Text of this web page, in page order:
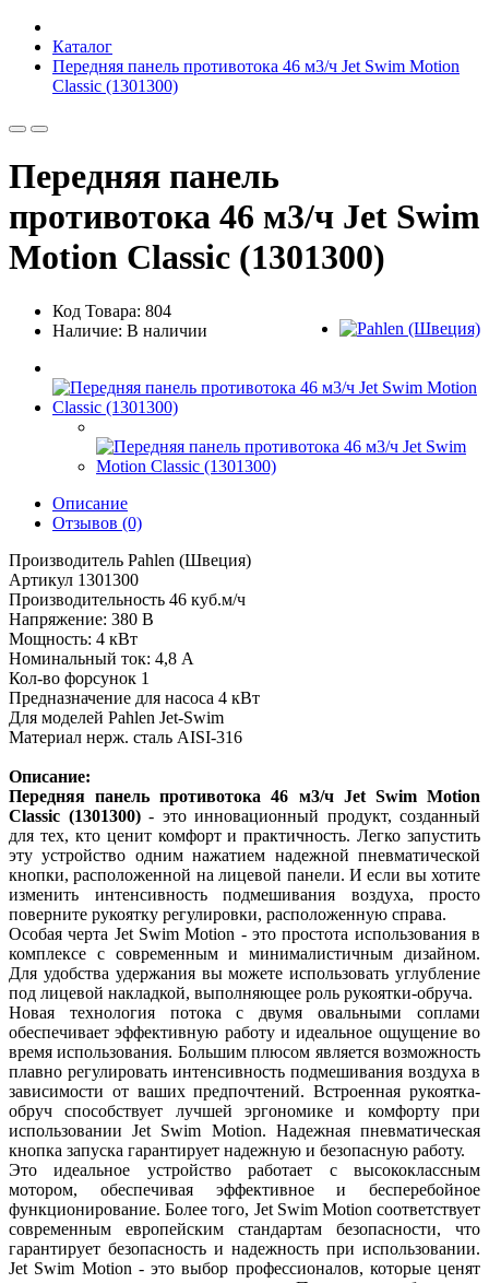
Каталог
Передняя панель противотока 46 м3/ч Jet Swim Motion
Classic (1301300)
Передняя панель
противотока 46 м3/ч Jet Swim
Motion Classic (1301300)
Код Товара: 804
Наличие: В наличии
Описание
Отзывов (0)
Производитель Pahlen (Швеция)
Артикул 1301300
Производительность 46 куб.м/ч
Напряжение: 380 В
Мощность: 4 кВт
Номинальный ток: 4,8 А
Кол-во форсунок 1
Предназначение для насоса 4 кВт
Для моделей Pahlen Jet-Swim
Материал нерж. сталь AISI-316
Описание:
Передняя панель противотока 46 м3/ч Jet Swim Motion
Classic (1301300)- это инновационный продукт, созданный
для тех, кто ценит комфорт и практичность. Легко запустить
эту устройство одним нажатием надежной пневматической
кнопки, расположенной на лицевой панели. И если вы хотите
изменить интенсивность подмешивания воздуха, просто
поверните рукоятку регулировки, расположенную справа.
Особая черта Jet Swim Motion - это простота использования в
комплексе с современным и минималистичным дизайном.
Для удобства удержания вы можете использовать углубление
под лицевой накладкой, выполняющее роль рукоятки-обруча.
Новая технология потока с двумя овальными соплами
обеспечивает эффективную работу и идеальное ощущение во
время использования. Большим плюсом является возможность
плавно регулировать интенсивность подмешивания воздуха в
зависимости от ваших предпочтений. Встроенная рукоятка-
обруч способствует лучшей эргономике и комфорту при
использовании Jet Swim Motion. Надежная пневматическая
кнопка запуска гарантирует надежную и безопасную работу.
Это идеальное устройство работает с высококлассным
мотором, обеспечивая эффективное и бесперебойное
функционирование. Более того, Jet Swim Motion соответствует
современным европейским стандартам безопасности, что
гарантирует безопасность и надежность при использовании.
Jet Swim Motion - это выбор профессионалов, которые ценят